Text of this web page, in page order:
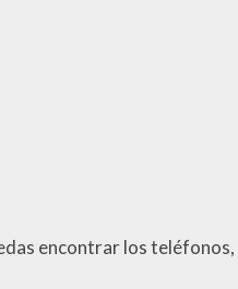
encontrar los